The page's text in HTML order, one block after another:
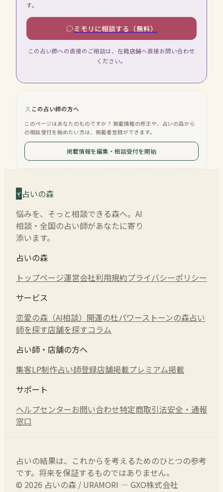
す。
ミモリに相談する（無料）
この占い師への直接のご相談は、在籍店舗へ直接お問い合わせ
ください。
この占い師の方へ
このページはあなたのものですか？ 掲載情報の修正や、占いの森から
の相談受付を始めたい方は、掲載者登録ができます。
掲載情報を編集・相談受付を開始
占いの森
悩みを、そっと相談できる森へ。AI
相談・全国の占い師があなたに寄り
添います。
占いの森
トップページ運営会社利用規約プライバシーポリシー
サービス
恋愛の森（AI相談） 開運の杜パワーストーンの森占い
師を探す店舗を探すコラム
占い師・店舗の方へ
集客LP制作占い師登録店舗掲載プレミアム掲載
サポート
ヘルプセンターお問い合わせ特定商取引法安全・通報
窓口
占いの結果は、これからを考えるためのひとつの参考
です。将来を保証するものではありません。
© 2026 占いの森 / URAMORI — GXO株式会社